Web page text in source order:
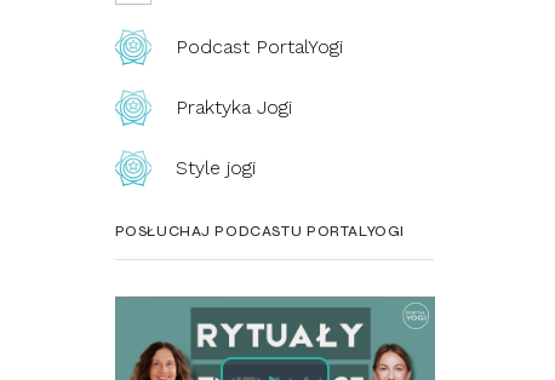
Podcast PortalYogi
Praktyka Jogi
Style jogi
POSŁUCHAJ PODCASTU PORTALYOGI